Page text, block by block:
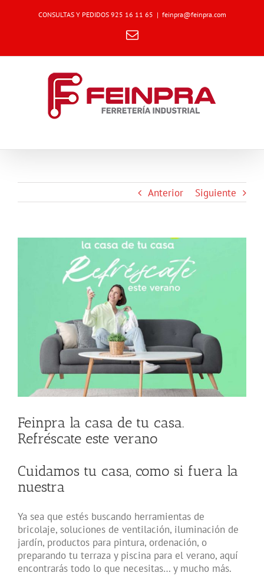
CONSULTAS Y PEDIDOS 925 16 11 65 | feinpra@feinpra.com
Email
Anterior Siguiente
Feinpra la casa de tu casa.
Refréscate este verano
Cuidamos tu casa, como si fuera la
nuestra
Ya sea que estés buscando herramientas de
bricolaje, soluciones de ventilación, iluminación de
jardín, productos para pintura, ordenación, o
preparando tu terraza y piscina para el verano, aquí
encontrarás todo lo que necesitas… y mucho más.